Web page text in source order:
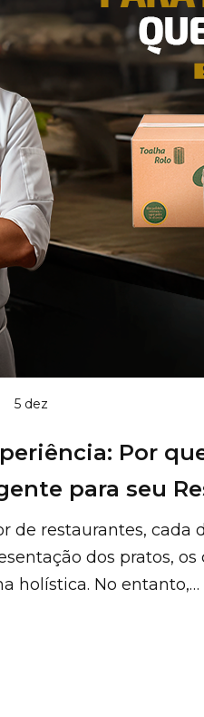
5 dez
Por
para seu
de restaurantes, cada
dos pratos,
holística. No entanto,…